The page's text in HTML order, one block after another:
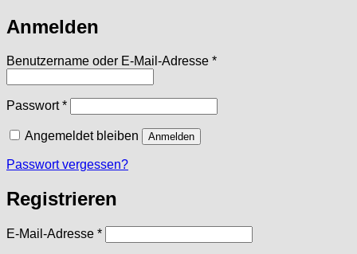
Anmelden
Benutzername oder E-Mail-Adresse *Erforderlich
Passwort*Erforderlich
Angemeldet bleiben Anmelden
Passwort vergessen?
Registrieren
E-Mail-Adresse *Erforderlich